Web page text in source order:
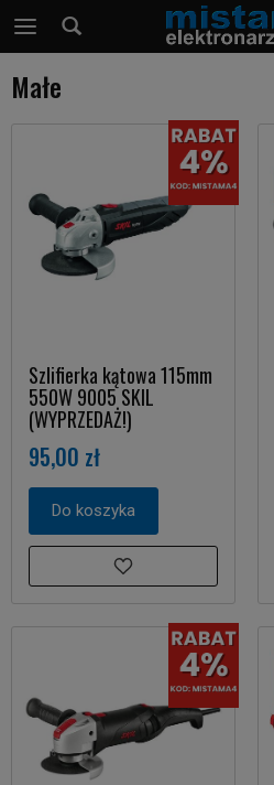
Małe
Szlifierka kątowa 115mm
550W 9005 SKIL
(WYPRZEDAŻ!)
95,00 zł
Do koszyka